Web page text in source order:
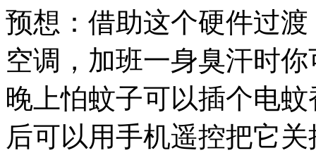
预想：借助这个硬件过
空调，加班一身臭汗时
晚上怕蚊子可以插个电
后可以用手机遥控把它